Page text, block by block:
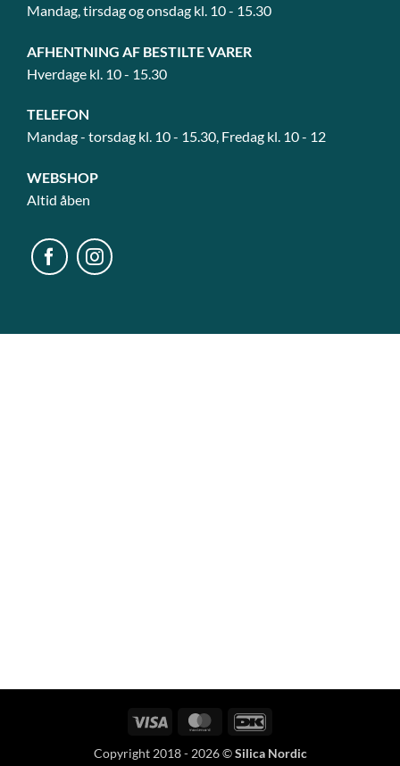
Mandag, tirsdag og onsdag kl. 10 - 15.30
AFHENTNING AF BESTILTE VARER
Hverdage kl. 10 - 15.30
TELEFON
Mandag - torsdag kl. 10 - 15.30, Fredag kl. 10 - 12
WEBSHOP
Altid åben
Visa MasterCard
Copyright 2018 - 2026 ©Silica Nordic